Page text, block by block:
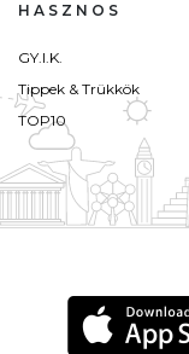
HASZNOS
GY.I.K.
Tippek & Trükkök
TOP10